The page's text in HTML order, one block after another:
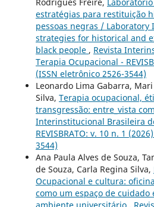
estratégias para restituição
pessoas negras / Laboratory
strategies for historical and
black people , Revista
Terapia Ocupacional -
(ISSN eletrônico 2526-3544)
Leonardo Lima Gabarra,
Silva, Terapia ocupacional,
transgressão: entre_vista
Interinstitucional Brasileira
REVISBRATO: v. 10 n. 1
3544)
Ana Paula Alves de Souza,
de Souza, Carla Regina Silva,
Ocupacional e cultura:
como um espaço de cuidado
ambiente universitário ,